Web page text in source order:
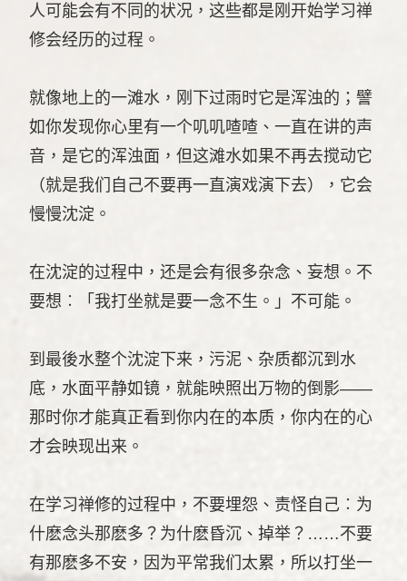
人可能会有不同的状况，这些都是刚开始学习禅
修会经历的过程。
就像地上的一滩水，刚下过雨时它是浑浊的；譬
如你发现你心里有一个叽叽喳喳、一直在讲的声
音，是它的浑浊面，但这滩水如果不再去搅动它
（就是我们自己不要再一直演戏演下去），它会
慢慢沈淀。
在沈淀的过程中，还是会有很多杂念、妄想。不
要想︰「我打坐就是要一念不生。」不可能。
到最後水整个沈淀下来，污泥、杂质都沉到水
底，水面平静如镜，就能映照出万物的倒影——
那时你才能真正看到你内在的本质，你内在的心
才会映现出来。
在学习禅修的过程中，不要埋怨、责怪自己︰为
什麽念头那麽多？为什麽昏沉、掉举？……不要
有那麽多不安，因为平常我们太累，所以打坐一